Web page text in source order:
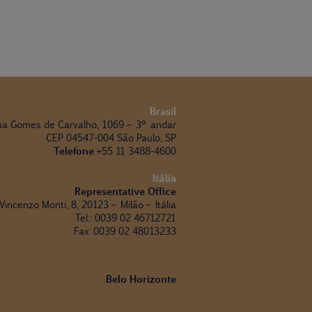
Brasil
Gomes de Carvalho, 1069 – 3º andar
CEP 04547-004 São Paulo, SP
Telefone+55 11 3488-4600
Itália
Representative Office
Monti, 8, 20123 – Milão – Itália
Tel.: 0039 02 46712721
Fax: 0039 02 48013233
Belo Horizonte